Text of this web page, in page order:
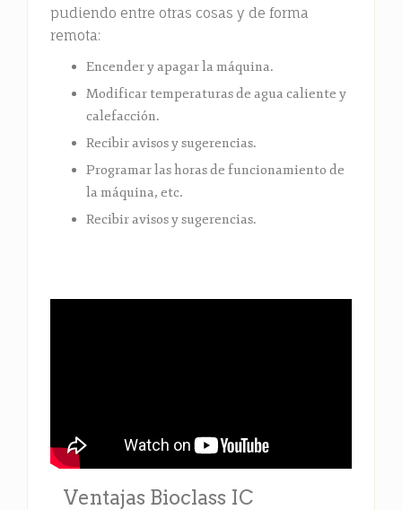
pudiendo entre otras cosas y de forma
remota:
Encender y apagar la máquina.
Modificar temperaturas de agua caliente y
calefacción.
Recibir avisos y sugerencias.
Programar las horas de funcionamiento de
la máquina, etc.
Recibir avisos y sugerencias.
Ventajas Bioclass IC